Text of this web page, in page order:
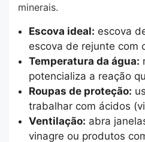
minerais.
Escova ideal: escova
escova de rejunte com
Temperatura da água:
potencializa a reação
Roupas de proteção:
trabalhar com ácidos
Ventilação: abra
vinagre ou produtos